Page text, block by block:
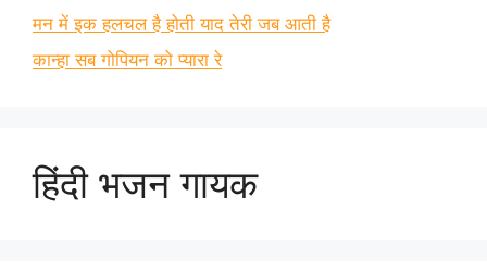
मन में इक हलचल है होती याद तेरी जब आती है
कान्हा सब गोपियन को प्यारा रे
हिंदी भजन गायक